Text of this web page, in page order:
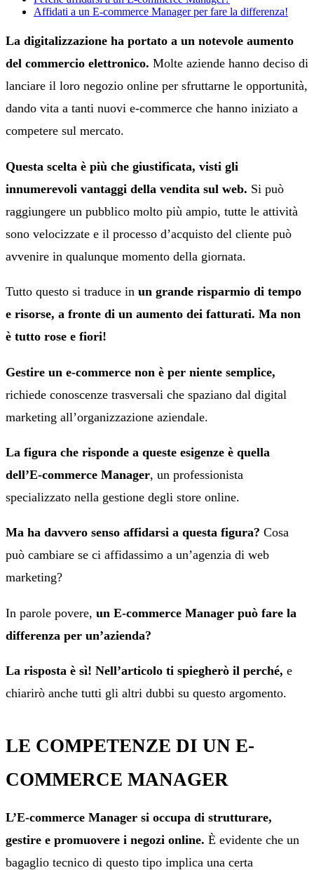
Affidati a un E-commerce Manager per fare la differenza!
La digitalizzazione ha portato a un notevole aumento
del commercio elettronico. Molte aziende hanno deciso di
lanciare il loro negozio online per sfruttarne le opportunità,
dando vita a tanti nuovi e-commerce che hanno iniziato a
competere sul mercato.
Questa scelta è più che giustificata, visti gli
innumerevoli vantaggi della vendita sul web. Si può
raggiungere un pubblico molto più ampio, tutte le attività
sono velocizzate e il processo d’acquisto del cliente può
avvenire in qualunque momento della giornata.
Tutto questo si traduce in un grande risparmio di tempo
e risorse, a fronte di un aumento dei fatturati. Ma non
è tutto rose e fiori!
Gestire un e-commerce non è per niente semplice,
richiede conoscenze trasversali che spaziano dal digital
marketing all’organizzazione aziendale.
La figura che risponde a queste esigenze è quella
dell’E-commerce Manager, un professionista
specializzato nella gestione degli store online.
Ma ha davvero senso affidarsi a questa figura? Cosa
può cambiare se ci affidassimo a un’agenzia di web
marketing?
In parole povere, un E-commerce Manager può fare la
differenza per un’azienda?
La risposta è sì! Nell’articolo ti spiegherò il perché, e
chiarirò anche tutti gli altri dubbi su questo argomento.
LE COMPETENZE DI UN E-
COMMERCE MANAGER
L’E-commerce Manager si occupa di strutturare,
gestire e promuovere i negozi online. È evidente che un
bagaglio tecnico di questo tipo implica una certa